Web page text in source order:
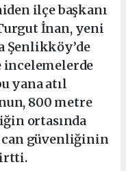
ilçe başkanı
İnan, yeni
incelemelerde
yana atıl
800 metre
ortasında
can güvenliğinin